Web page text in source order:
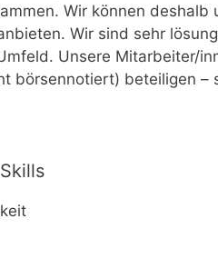
Wir können
Wir sind sehr
Unsere Mitarbeiter/
börsennotiert) beteiligen –